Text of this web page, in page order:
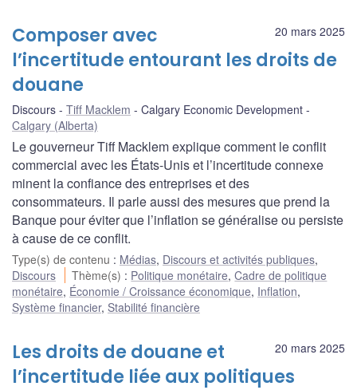
20 mars 2025
Composer avec
l’incertitude entourant les droits de
douane
Discours Tiff Macklem
Calgary Economic Development
Calgary (Alberta)
Le gouverneur Tiff Macklem explique comment le conflit
commercial avec les États-Unis et l’incertitude connexe
minent la confiance des entreprises et des
consommateurs. Il parle aussi des mesures que prend la
Banque pour éviter que l’inflation se généralise ou persiste
à cause de ce conflit.
Type(s) de contenu : Médias, Discours et activités publiques,
Discours
Thème(s) : Politique monétaire,Cadre de politique
monétaire, Économie / Croissance économique, Inflation,
Système financier, Stabilité financière
20 mars 2025
Les droits de douane et
l’incertitude liée aux politiques